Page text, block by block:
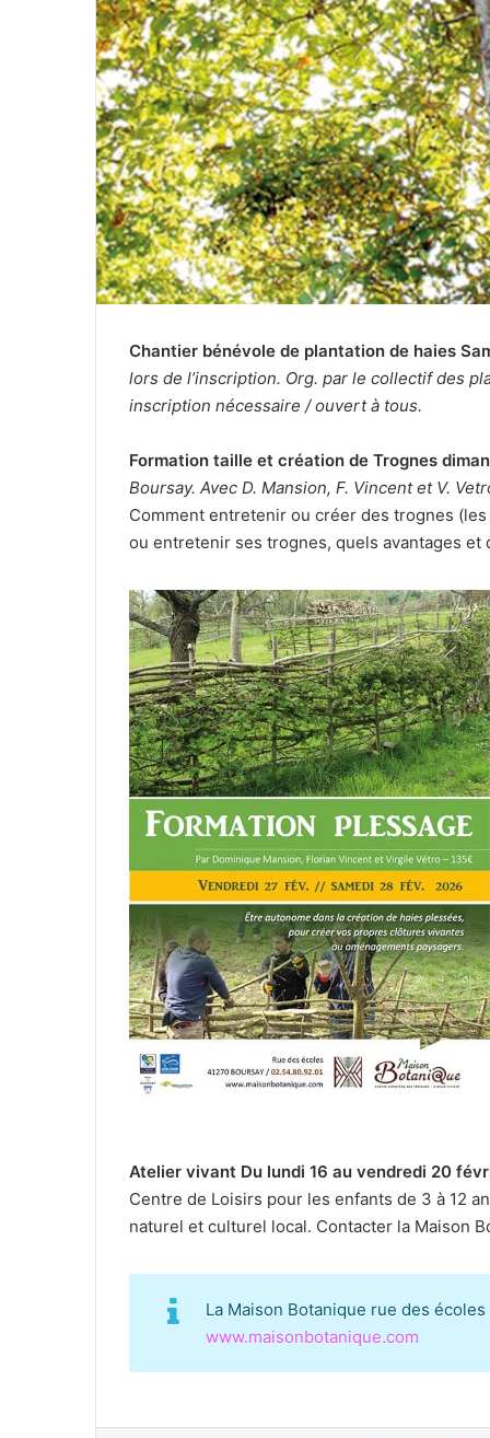
e
l
Chantier bénévole de plantation de haies
lors de l’inscription. Org. par le collectif des
inscription nécessaire / ouvert à tous.
Formation taille et création de Trognes
Boursay. Avec D. Mansion, F. Vincent et V.
Comment entretenir ou créer des trognes
ou entretenir ses trognes, quels avantages
Atelier vivant Du lundi 16 au vendredi 20
Centre de Loisirs pour les enfants de 3 à 12
naturel et culturel local. Contacter la Maison
La Maison Botanique rue des
www.maisonbotanique.com